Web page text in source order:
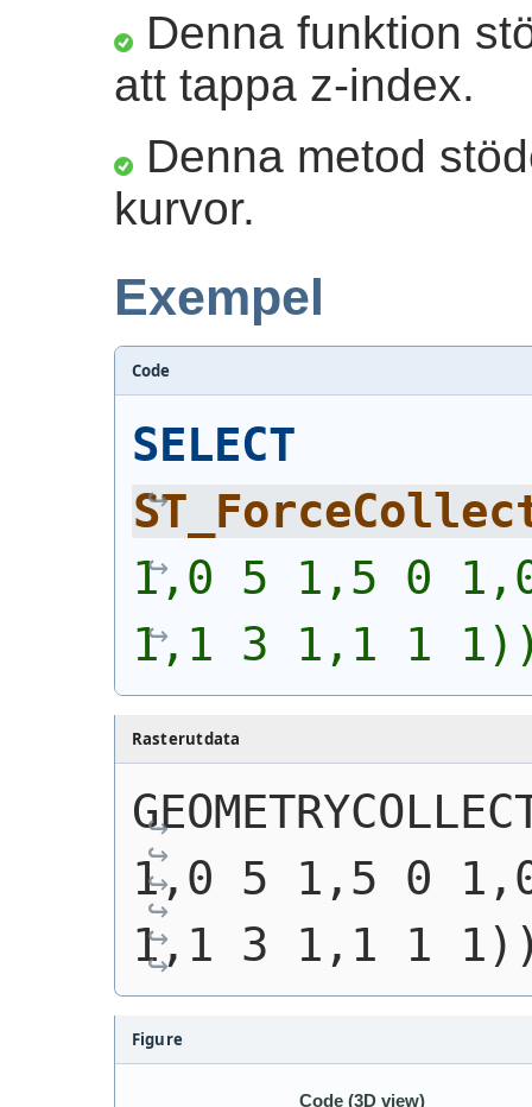
Denna funktion
att tappa z-index.
Denna metod
kurvor.
Exempel
Code
SELECT
1,0 5 1,5 0
1,1 3 1,1 1
Rasterutdata
1,0 5 1,5 0
1,1 3 1,1 1
Figure